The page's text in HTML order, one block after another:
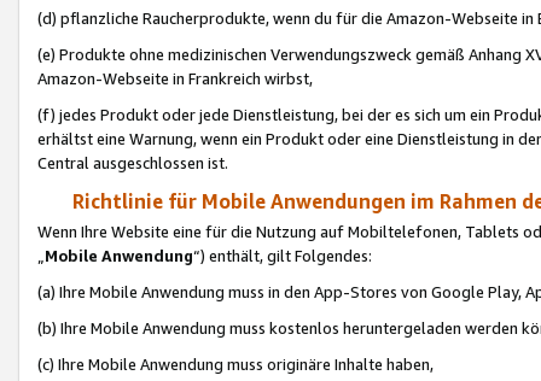
(d) pflanzliche Raucherprodukte, wenn du für die Amazon-Webseite in
(e) Produkte ohne medizinischen Verwendungszweck gemäß Anhang
Amazon-Webseite in Frankreich wirbst,
(f) jedes Produkt oder jede Dienstleistung, bei der es sich um ein
erhältst eine Warnung, wenn ein Produkt oder eine Dienstleistung in
Central ausgeschlossen ist.
Richtlinie für Mobile Anwendungen im Rahmen
Wenn Ihre Website eine für die Nutzung auf Mobiltelefonen, Tablets
„Mobile Anwendung“) enthält, gilt Folgendes:
(a) Ihre Mobile Anwendung muss in den App-Stores von Google Play,
(b) Ihre Mobile Anwendung muss kostenlos heruntergeladen werden
(c) Ihre Mobile Anwendung muss originäre Inhalte haben,